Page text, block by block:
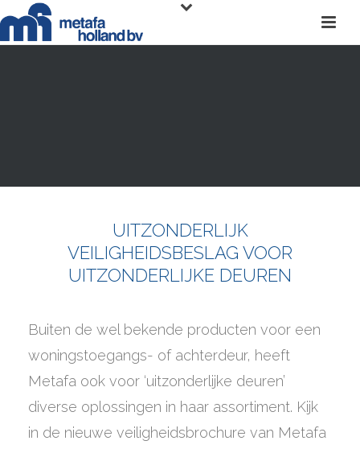
UITZONDERLIJK
VEILIGHEIDSBESLAG VOOR
UITZONDERLIJKE DEUREN
Buiten de wel bekende producten voor een
woningstoegangs- of achterdeur, heeft
Metafa ook voor ‘uitzonderlijke deuren’
diverse oplossingen in haar assortiment. Kijk
in de nieuwe veiligheidsbrochure van Metafa